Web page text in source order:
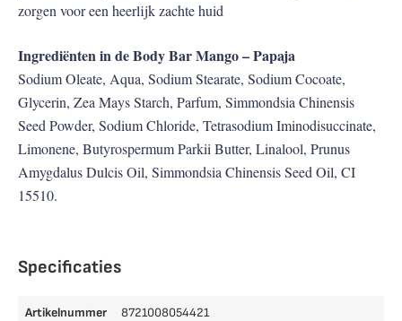
zorgen voor een heerlijk zachte huid
Ingrediënten in de Body Bar Mango – Papaja
Sodium Oleate, Aqua, Sodium Stearate, Sodium Cocoate,
Glycerin, Zea Mays Starch, Parfum, Simmondsia Chinensis
Seed Powder, Sodium Chloride, Tetrasodium Iminodisuccinate,
Limonene, Butyrospermum Parkii Butter, Linalool, Prunus
Amygdalus Dulcis Oil, Simmondsia Chinensis Seed Oil, CI
15510.
Specificaties
Artikelnummer 8721008054421